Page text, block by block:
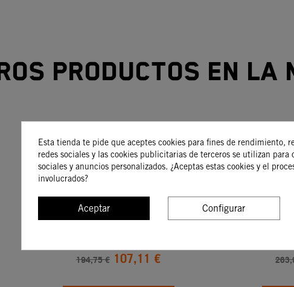
productos en la
194,75 € 107,11 €
Esta tienda te pide que aceptes cookies para fines de rendimiento,
redes sociales y las cookies publicitarias de terceros se utilizan para
sociales y anuncios personalizados. ¿Aceptas estas cookies y el
involucrados?
Aceptar Configurar